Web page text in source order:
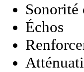
Sonorité
Échos